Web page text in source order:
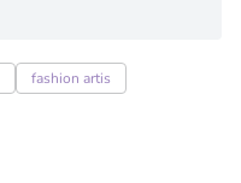
fashion artis